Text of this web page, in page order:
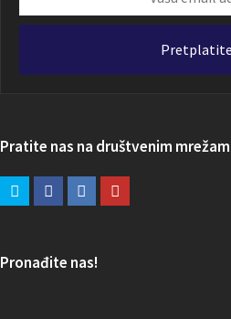
email
Pratite nas na društvenim
Pronađite nas!